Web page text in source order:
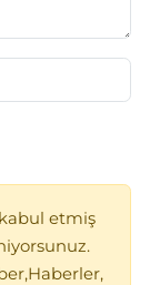
kabul etmiş